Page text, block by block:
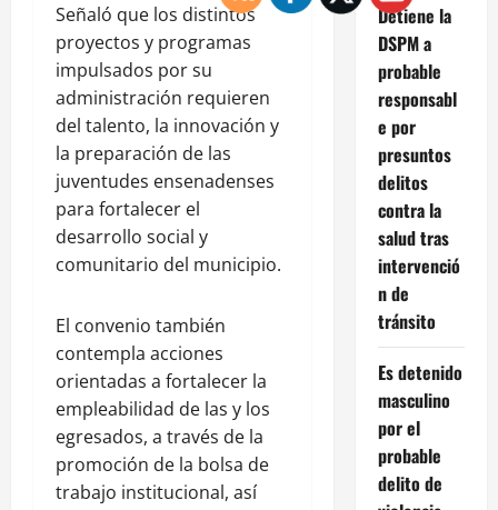
Señaló que los distintos
proyectos y programas
impulsados por su
administración requieren
del talento, la innovación y
la preparación de las
juventudes ensenadenses
para fortalecer el
desarrollo social y
comunitario del municipio.
El convenio también
contempla acciones
orientadas a fortalecer la
empleabilidad de las y los
egresados, a través de la
promoción de la bolsa de
trabajo institucional, así
Detiene la
DSPM a
probable
responsabl
e por
presuntos
delitos
contra la
salud tras
intervenció
n de
tránsito
Es detenido
masculino
por el
probable
delito de